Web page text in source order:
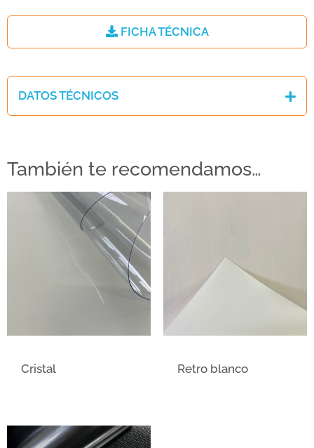
FICHA TÉCNICA
DATOS TÉCNICOS
También te recomendamos…
Cristal Retro blanco